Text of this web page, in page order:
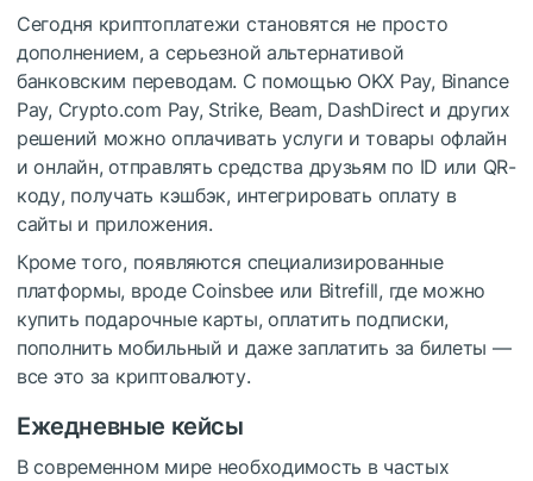
Сегодня криптоплатежи становятся не просто
дополнением, а серьезной альтернативой
банковским переводам. С помощью OKX Pay, Binance
Pay, Crypto.com Pay, Strike, Beam, DashDirect и других
решений можно оплачивать услуги и товары офлайн
и онлайн, отправлять средства друзьям по ID или QR-
коду, получать кэшбэк, интегрировать оплату в
сайты и приложения.
Кроме того, появляются специализированные
платформы, вроде Coinsbee или Bitrefill, где можно
купить подарочные карты, оплатить подписки,
пополнить мобильный и даже заплатить за билеты —
все это за криптовалюту.
Ежедневные кейсы
В современном мире необходимость в частых